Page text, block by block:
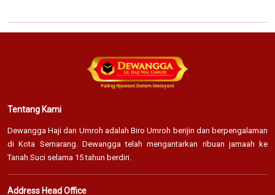
Tentang Kami
Dewangga Haji dan Umroh adalah Biro Umroh berijin dan berpengalaman
di Kota Semarang. Dewangga telah mengantarkan ribuan jamaah ke
Tanah Suci selama 15 tahun berdiri.
Address Head Office